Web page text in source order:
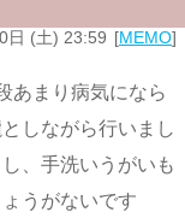
日 (土) 23:59 MEMO
あまり病気になら
しながら行いまし
、手洗いうがいも
うがないです